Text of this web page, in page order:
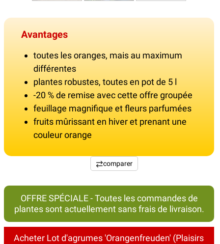
Avantages
toutes les oranges, mais au maximum
différentes
plantes robustes, toutes en pot de 5 l
-20 % de remise avec cette offre groupée
feuillage magnifique et fleurs parfumées
fruits mûrissant en hiver et prenant une
couleur orange
comparer
OFFRE SPÉCIALE - Toutes les commandes de
plantes sont actuellement sans frais de livraison.
Acheter Lot d'agrumes 'Orangenfreuden' (Plaisirs